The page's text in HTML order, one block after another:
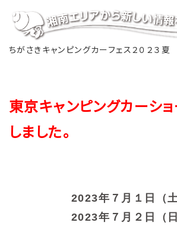
ちがさきキャンピングカーフェス２０２３夏
東京キャンピングカーシ
しました。
2023年７月１日
2023年７月２日